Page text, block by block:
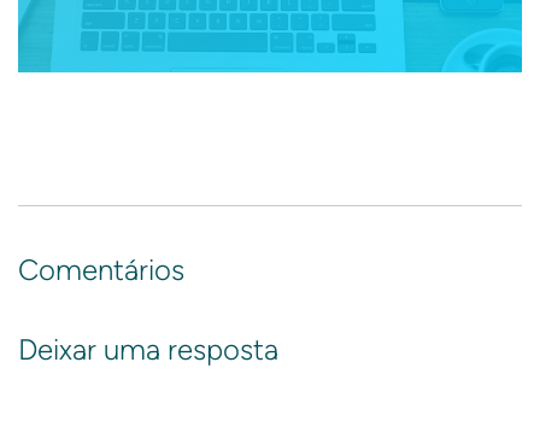
Comentários
Deixar uma resposta